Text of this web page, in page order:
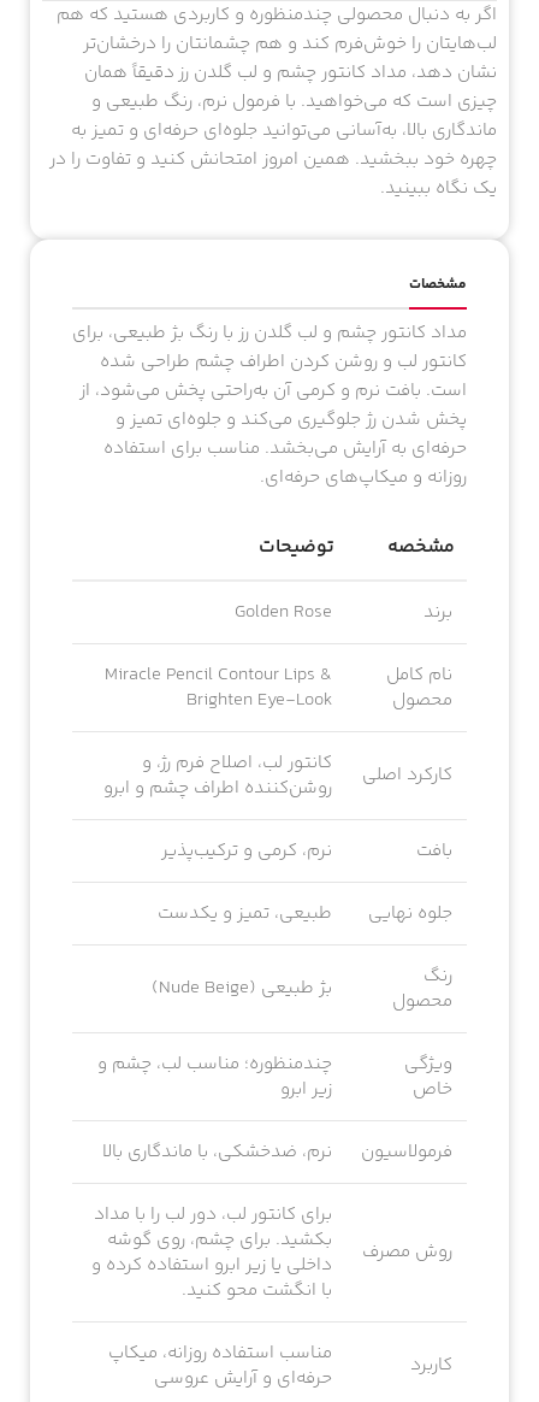
اگر به دنبال محصولی چندمنظوره و کاربردی هستید که هم
لب‌هایتان را خوش‌فرم کند و هم چشمانتان را درخشان‌تر
نشان دهد، مداد کانتور چشم و لب گلدن رز دقیقاً همان
چیزی است که می‌خواهید. با فرمول نرم، رنگ طبیعی و
ماندگاری بالا، به‌آسانی می‌توانید جلوه‌ای حرفه‌ای و تمیز به
چهره خود ببخشید. همین امروز امتحانش کنید و تفاوت را در
یک نگاه ببینید.
مشخصات
مداد کانتور چشم و لب گلدن رز با رنگ بژ طبیعی، برای
کانتور لب و روشن کردن اطراف چشم طراحی شده
است. بافت نرم و کرمی آن به‌راحتی پخش می‌شود، از
پخش شدن رژ جلوگیری می‌کند و جلوه‌ای تمیز و
حرفه‌ای به آرایش می‌بخشد. مناسب برای استفاده
روزانه و میکاپ‌های حرفه‌ای.
مشخصه توضیحات
برند Golden Rose
نام کامل
محصول
Miracle Pencil Contour Lips &
Brighten Eye-Look
کارکرد اصلی
کانتور لب، اصلاح فرم رژ، و
روشن‌کننده اطراف چشم و ابرو
بافت نرم، کرمی و ترکیب‌پذیر
جلوه نهایی طبیعی، تمیز و یکدست
رنگ
محصول
بژ طبیعی (Nude Beige)
ویژگی
خاص
چندمنظوره؛ مناسب لب، چشم و
زیر ابرو
فرمولاسیون نرم، ضدخشکی، با ماندگاری بالا
روش مصرف
برای کانتور لب، دور لب را با مداد
بکشید. برای چشم، روی گوشه
داخلی یا زیر ابرو استفاده کرده و
با انگشت محو کنید.
کاربرد
مناسب استفاده روزانه، میکاپ
حرفه‌ای و آرایش عروسی